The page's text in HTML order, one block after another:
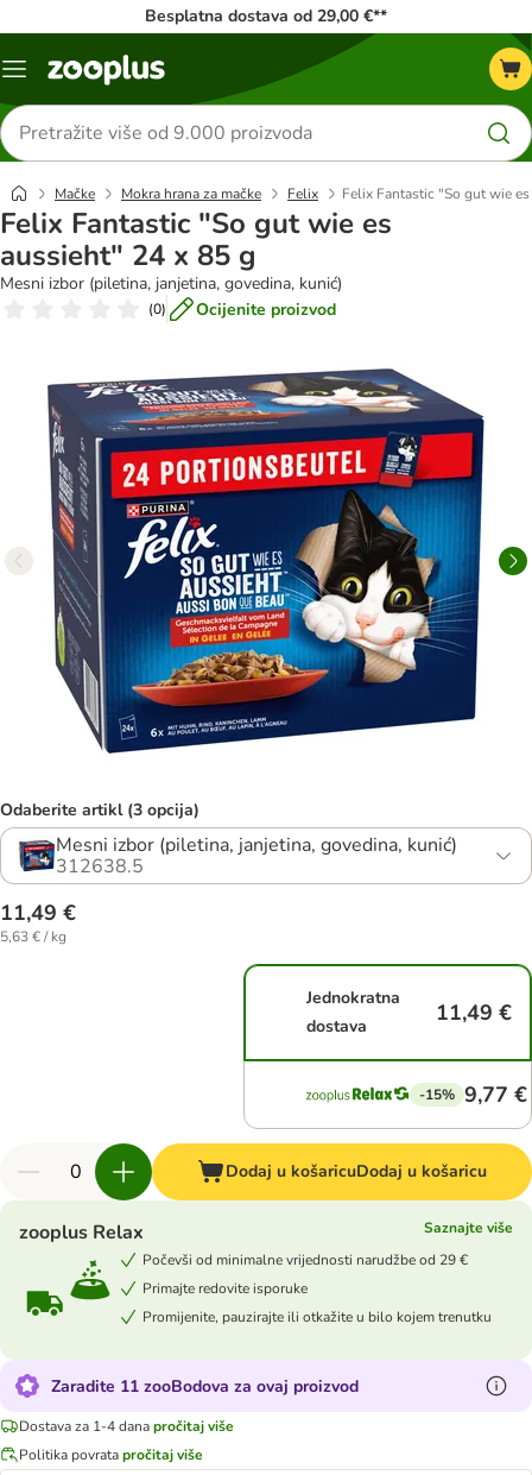
Besplatna dostava od 29,00 €**
Izbornik
Traži
proizvode
Mačke Mokra hrana za mačke Felix Felix Fantastic "So gut wie
Felix Fantastic "So gut wie es
aussieht" 24 x 85 g
Mesni izbor (piletina, janjetina, govedina, kunić)
(0) Ocijenite proizvod
Odaberite artikl (3 opcija)
Mesni izbor (piletina, janjetina, govedina, kunić)
312638.5
11,49 €
5,63 € / kg
Jednokratna
dostava
11,49 €
-15% 9,77 €
Dodaj u košaricuDodaj u košaricu
zooplus Relax
Saznajte više
Počevši od minimalne vrijednosti narudžbe od 29 €
Primajte redovite isporuke
Promijenite, pauzirajte ili otkažite u bilo kojem trenutku
Zaradite 11 zooBodova za ovaj proizvod
Dostava za 1-4 danapročitaj više
Politika povratapročitaj više